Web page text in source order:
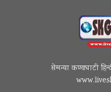
सेमन्या कण्वघाटी